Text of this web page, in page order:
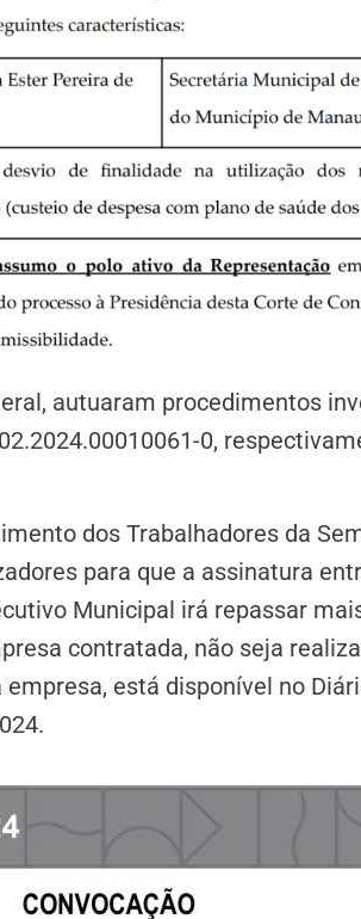
autuaram procedimentos
0,
dos Trabalhadores da
para que a assinatura
Municipal irá repassar
contratada, não seja
está disponível no